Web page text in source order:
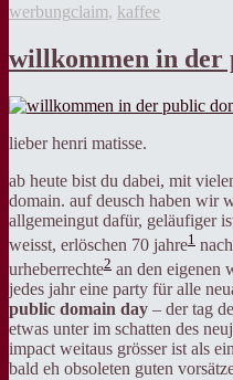
werbungTags
claim, kaffee
willkommen in der
lieber henri matisse.
ab heute bist du dabei, mit
domain. auf deusch haben wir
allgemeingut dafür, geläufiger
weisst, erlöschen 70 jahre1
urheberrechte2 an den eigenen
jedes jahr eine party für alle
public domain day – der tag
etwas unter im schatten des
impact weitaus grösser ist als
bald eh obsoleten guten